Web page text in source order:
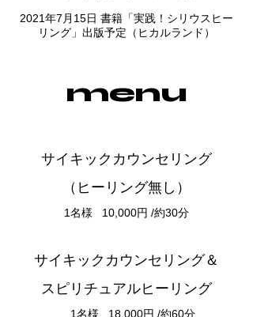
2021年7月15日 書籍「実践！シリウスヒー
リング」出版予定（ヒカルランド）
menu
サイキックカウンセリング
（ヒーリング無し）
1名様 10,000円 /約30分
サイキックカウンセリング＆
スピリチュアルヒーリング
1名様 18,000円 /約60分